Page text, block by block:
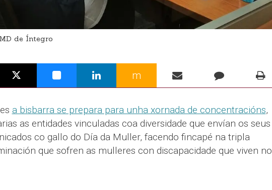
de Íntegro
m
a bisbarra se prepara para unha xornada de concentracións,
as entidades vinculadas coa diversidade que envían os seus
co gallo do Día da Muller, facendo fincapé na tripla
que sofren as mulleres con discapacidade que viven no